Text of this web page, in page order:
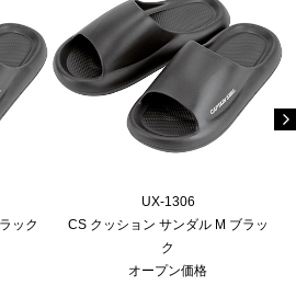
ック
UX-1306
CS クッション サンダル M ブラッ
ク
オープン価格